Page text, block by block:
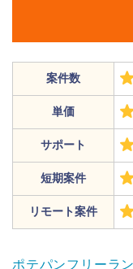
案件数
単価
サポート
短期案件
リモート案件
ポテパンフリーラ